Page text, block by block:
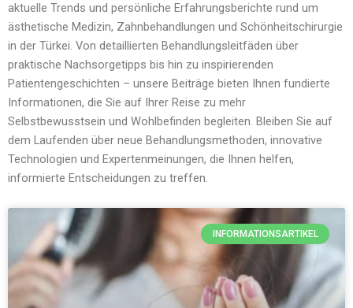
aktuelle Trends und persönliche Erfahrungsberichte rund um
ästhetische Medizin, Zahnbehandlungen und Schönheitschirurgie
in der Türkei. Von detaillierten Behandlungsleitfäden über
praktische Nachsorgetipps bis hin zu inspirierenden
Patientengeschichten – unsere Beiträge bieten Ihnen fundierte
Informationen, die Sie auf Ihrer Reise zu mehr
Selbstbewusstsein und Wohlbefinden begleiten. Bleiben Sie auf
dem Laufenden über neue Behandlungsmethoden, innovative
Technologien und Expertenmeinungen, die Ihnen helfen,
informierte Entscheidungen zu treffen.
INFORMATIONSARTIKEL